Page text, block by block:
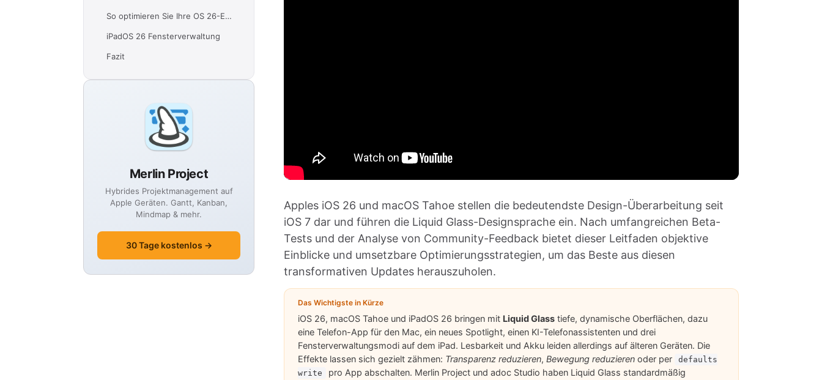
So optimieren Sie Ihre OS 26-Erfahrung
iPadOS 26 Fensterverwaltung
Fazit
Merlin Project
Hybrides Projektmanagement auf
Apple Geräten. Gantt, Kanban,
Mindmap & mehr.
30 Tage kostenlos →
Apples iOS 26 und macOS Tahoe stellen die bedeutendste Design-Überarbeitung seit
iOS 7 dar und führen die Liquid Glass-Designsprache ein. Nach umfangreichen Beta-
Tests und der Analyse von Community-Feedback bietet dieser Leitfaden objektive
Einblicke und umsetzbare Optimierungsstrategien, um das Beste aus diesen
transformativen Updates herauszuholen.
Das Wichtigste in Kürze
iOS 26, macOS Tahoe und iPadOS 26 bringen mit Liquid Glass tiefe, dynamische Oberflächen, dazu
eine Telefon-App für den Mac, ein neues Spotlight, einen KI-Telefonassistenten und drei
Fensterverwaltungsmodi auf dem iPad. Lesbarkeit und Akku leiden allerdings auf älteren Geräten. Die
Effekte lassen sich gezielt zähmen: Transparenz reduzieren, Bewegung reduzieren oder per
defaults
write
pro App abschalten. Merlin Project und adoc Studio haben Liquid Glass standardmäßig